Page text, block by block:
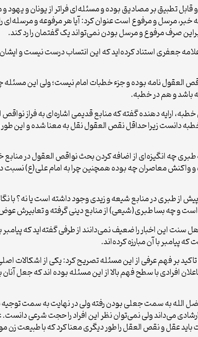
تطبیق بر مصادیق بوده و مسئله‌ای فراتر از یونان و یهود
خبر، مرسل و مرفوع است عنوان کرد: آیا هر مرفوعه و
صرف مرفوع و مرسل بودن نمی‌تواند یک گفتمان را رد کند.
جعفری استناد کرده‌اید که این انتساب درست نیست و
نامه بوده و جزء خطبات امام نیست؛ ولی این مسئله
باشد و هم در خطبه.
ارایه دهنده گفته که منابع قدیمی اشاره‌ای به فراز
دانست زیرا حداقل نقص العقول نقل به معنا شده و این
طبری چه انگیزه‌ای از اضافه کردن بحث نواقص العقول در
واکنش معاصران چه بوده همچنین چرا به امام علی(ع) نسبت
از طبری در منابع شیعه و زیدی وجود داشته است یا نه؟
است و چه بسا طبری(شیعی) از منابع دینی گرفته و تعابیرش
این اخبار را ضعیف نمی‌دانند از طرفی گفته‌اید که پیامبر
با آن مبارزه کرده‌اند.
بر فهم عرفی از این مسئله تصریح کرد: یکی از اشکالات
افرادی با سطح فهم بالا از این مسئله بوده اند که جعل
الله به سمت جعلی بودن رفته ولی در نهایت به سمت
می‌داند ولی نمی‌توان نظر این افراد را حجت شرعی
عقل و نقص العقل را طور دیگری معنا کرد که با طبیعت زن